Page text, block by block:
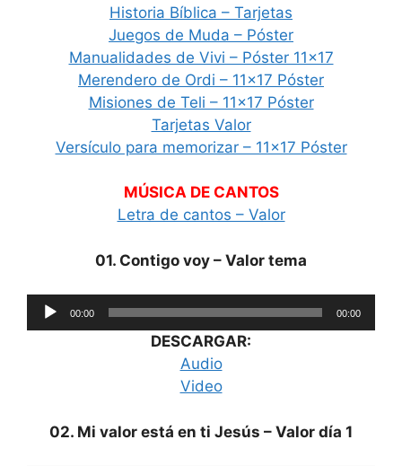
Historia Bíblica – Tarjetas
Juegos de Muda – Póster
Manualidades de Vivi – Póster 11×17
Merendero de Ordi – 11×17 Póster
Misiones de Teli – 11×17 Póster
Tarjetas Valor
Versículo para memorizar – 11×17 Póster
MÚSICA DE CANTOS
Letra de cantos – Valor
01. Contigo voy – Valor tema
Reproductor
de
00:00 00:00
DESCARGAR:
Audio
Video
02. Mi valor está en ti Jesús – Valor día 1